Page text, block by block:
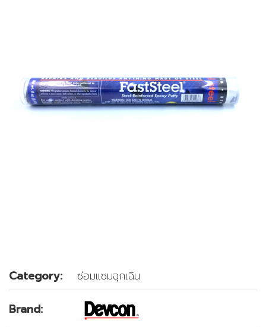
Category: ซ่อมแซมฉุกเฉิน
Brand: